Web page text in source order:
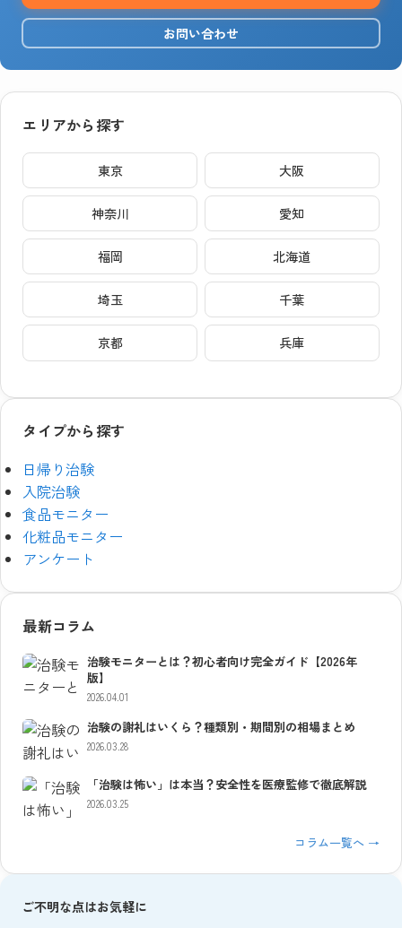
お問い合わせ
エリアから探す
東京 大阪
神奈川 愛知
福岡 北海道
埼玉 千葉
京都 兵庫
タイプから探す
日帰り治験
入院治験
食品モニター
化粧品モニター
アンケート
最新コラム
治験モニターとは？初心者向け完全ガイド【2026年
版】
2026.04.01
治験の謝礼はいくら？種類別・期間別の相場まとめ
2026.03.28
「治験は怖い」は本当？安全性を医療監修で徹底解説
2026.03.25
コラム一覧へ →
ご不明な点はお気軽に